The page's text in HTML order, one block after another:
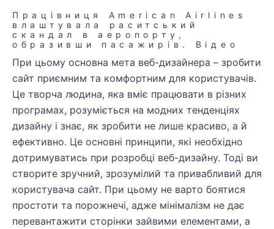
Працівниця American Airlines
влаштувала раситський
скандал в аеропорту,
образивши пасажирів. Відео
При цьому основна мета веб-дизайнера – зробити
сайт приємним та комфортним для користувачів.
Це творча людина, яка вміє працювати в різних
програмах, розуміється на модних тенденціях
дизайну і знає, як зробити не лише красиво, а й
ефективно. Це основні принципи, які необхідно
дотримуватись при розробці веб-дизайну. Тоді ви
створите зручний, зрозумілий та привабливий для
користувача сайт. При цьому не варто боятися
простоти та порожнечі, адже мінімалізм не дає
перевантажити сторінки зайвими елементами, а